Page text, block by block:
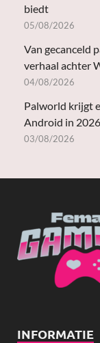
biedt
05/08/2026
Van gecanceld
verhaal achter
04/08/2026
Palworld krijgt
Android in 2026
03/08/2026
INFORMATIE